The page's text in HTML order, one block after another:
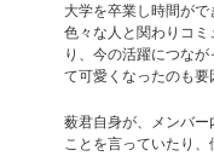
大学を卒業し時間がで
色々な人と関わりコ
り、今の活躍につな
て可愛くなったのも要
薮君自身が、メンバー
ことを言っていたり